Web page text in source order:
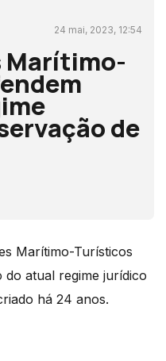
24 mai, 2023, 12:54
Marítimo-
de
Marítimo-Turísticos
atual regime jurídico
há 24 anos.